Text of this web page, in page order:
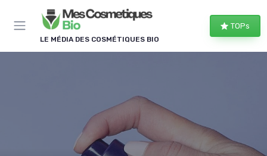
LE MÉDIA DES COSMÉTIQUES BIO
TOPs
Panneau de gestion des cookies